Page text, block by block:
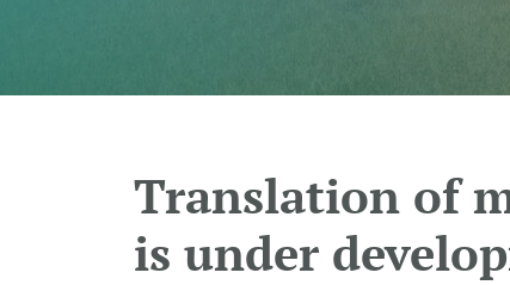
Translation of
is under